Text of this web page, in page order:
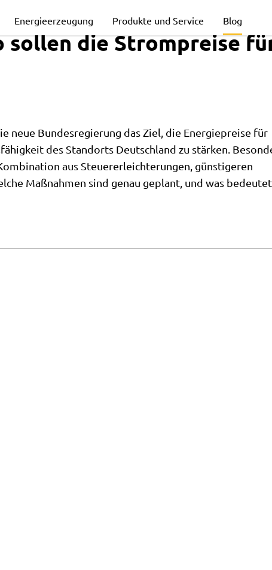
Energieerzeugung Produkte und Service Blog
sollen die Strompreise
neue Bundesregierung das Ziel, die Energiepreise für
des Standorts Deutschland zu stärken.
aus Steuererleichterungen, günstigeren
Maßnahmen sind genau geplant, und was